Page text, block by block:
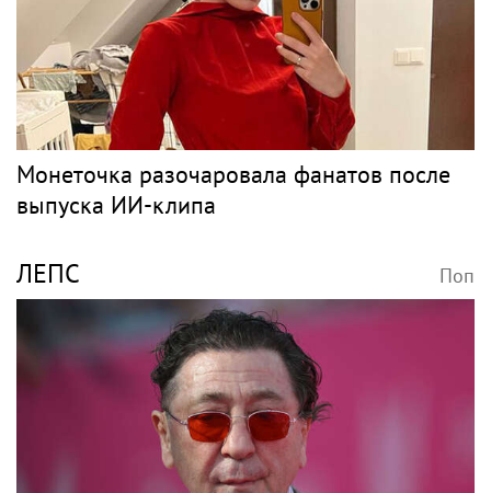
для нового детсада
SHOT: комик Слепаков
переписал свои
квартиры в РФ на
родителей после
переезда
"Организм начал
сдавать": Волочкова
раскрыла причину
отсутствия фотографий
со шпагатами
Новости тенниса